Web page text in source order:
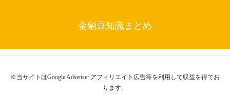
金融豆知識まとめ
※当サイトはGoogle Adsense･アフィリエイト広告等を利用して収益を得てお
ります。